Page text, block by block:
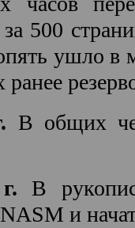
500
ушло
ранее
В общих
В
и